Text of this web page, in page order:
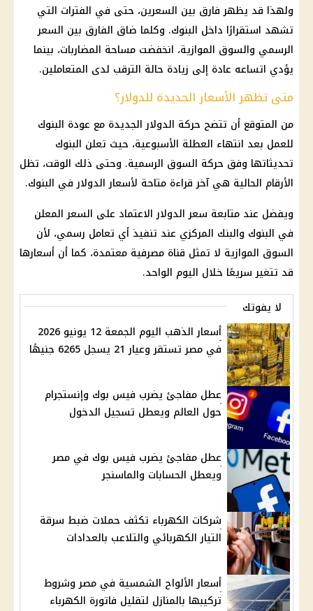
ولهذا قد يظهر فارق بين السعرين، حتى في الفترات التي
تشهد استقرارًا داخل البنوك. وكلما ضاق الفارق بين السعر
الرسمي والسوق الموازية، انخفضت مساحة المضاربات، بينما
يؤدي اتساعه عادة إلى زيادة حالة الترقب لدى المتعاملين.
متى تظهر الأسعار الجديدة للدولار؟
من المتوقع أن تتضح حركة الدولار الجديدة مع عودة البنوك
للعمل بعد انتهاء العطلة الأسبوعية، حيث تعلن البنوك
تحديثاتها وفق حركة السوق الرسمية. وحتى ذلك الوقت، تظل
الأرقام الحالية هي آخر قراءة متاحة لأسعارالدولار في البنوك.
ويفضل عند متابعة سعر الدولار الاعتماد على السعر المعلن
في البنوك والبنك المركزي عند تنفيذ أي تعامل رسمي، لأن
السوق الموازية لا تمثل قناة مصرفية معتمدة، كما أن أسعارها
قد تتغير سريعًا خلال اليوم الواحد.
لا يفوتك
أسعار الذهب اليوم الجمعة 12 يونيو 2026
في مصر تستقر وعيار 21 يسجل 6265 جنيهًا
عطل مفاجئ يضرب فيس بوك وإنستجرام
حول العالم ويعطل تسجيل الدخول
عطل مفاجئ يضرب فيس بوك في مصر
ويعطل الحسابات والماسنجر
شركات الكهرباء تكثف حملات ضبط سرقة
التيار الكهربائي والتلاعب بالعدادات
أسعار الألواح الشمسية في مصر وشروط
تركيبها بالمنازل لتقليل فاتورة الكهرباء